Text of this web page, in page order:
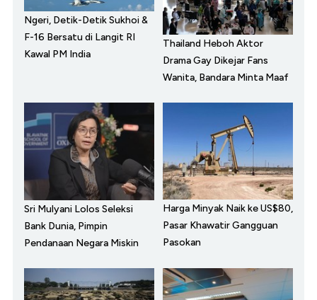
Ngeri, Detik-Detik Sukhoi &
F-16 Bersatu di Langit RI
Kawal PM India
Thailand Heboh Aktor
Drama Gay Dikejar Fans
Wanita, Bandara Minta Maaf
Sri Mulyani Lolos Seleksi
Bank Dunia, Pimpin
Pendanaan Negara Miskin
Harga Minyak Naik ke US$80,
Pasar Khawatir Gangguan
Pasokan